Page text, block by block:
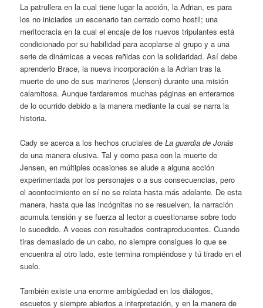
La patrullera en la cual tiene lugar la acción, la Adrian, es para
los no iniciados un escenario tan cerrado como hostil; una
meritocracia en la cual el encaje de los nuevos tripulantes está
condicionado por su habilidad para acoplarse al grupo y a una
serie de dinámicas a veces reñidas con la solidaridad. Así debe
aprenderlo Brace, la nueva incorporación a la Adrian tras la
muerte de uno de sus marineros (Jensen) durante una misión
calamitosa. Aunque tardaremos muchas páginas en enterarnos
de lo ocurrido debido a la manera mediante la cual se narra la
historia.
Cady se acerca a los hechos cruciales deLa guardia de Jonás
de una manera elusiva. Tal y como pasa con la muerte de
Jensen, en múltiples ocasiones se alude a alguna acción
experimentada por los personajes o a sus consecuencias, pero
el acontecimiento en sí no se relata hasta más adelante. De esta
manera, hasta que las incógnitas no se resuelven, la narración
acumula tensión y se fuerza al lector a cuestionarse sobre todo
lo sucedido. A veces con resultados contraproducentes. Cuando
tiras demasiado de un cabo, no siempre consigues lo que se
encuentra al otro lado, este termina rompiéndose y tú tirado en el
suelo.
También existe una enorme ambigüedad en los diálogos,
escuetos y siempre abiertos a interpretación, y en la manera de